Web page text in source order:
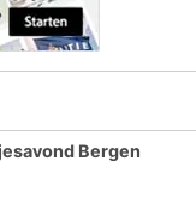
Bergen